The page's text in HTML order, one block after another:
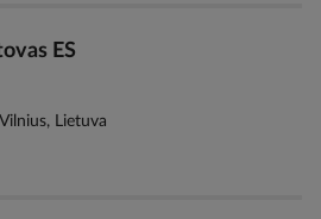
ES
Lietuva